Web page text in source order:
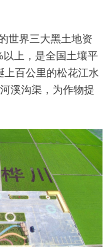
世界三大黑土地资
上，是全国土壤平
百公里的松花江水
溪沟渠，为作物提